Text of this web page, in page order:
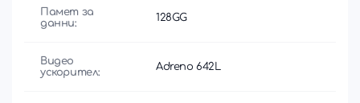
Памет за
данни:
128GG
Видео
ускорител:
Adreno 642L